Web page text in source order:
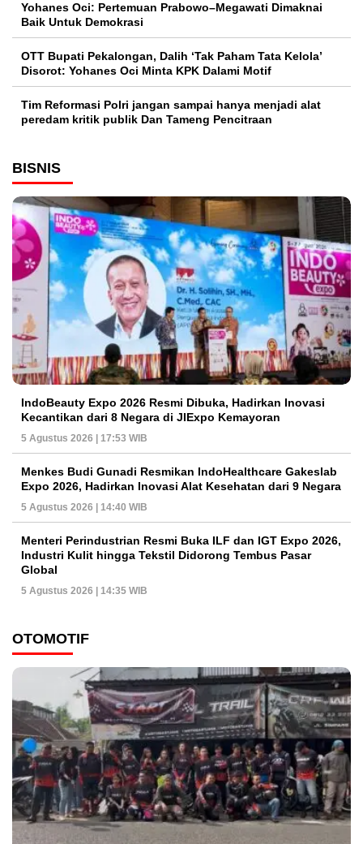
Yohanes Oci: Pertemuan Prabowo–Megawati Dimaknai
Baik Untuk Demokrasi
OTT Bupati Pekalongan, Dalih ‘Tak Paham Tata Kelola’
Disorot: Yohanes Oci Minta KPK Dalami Motif
Tim Reformasi Polri jangan sampai hanya menjadi alat
peredam kritik publik Dan Tameng Pencitraan
BISNIS
IndoBeauty Expo 2026 Resmi Dibuka, Hadirkan Inovasi
Kecantikan dari 8 Negara di JIExpo Kemayoran
5 Agustus 2026 | 17:53 WIB
Menkes Budi Gunadi Resmikan IndoHealthcare Gakeslab
Expo 2026, Hadirkan Inovasi Alat Kesehatan dari 9 Negara
5 Agustus 2026 | 14:40 WIB
Menteri Perindustrian Resmi Buka ILF dan IGT Expo 2026,
Industri Kulit hingga Tekstil Didorong Tembus Pasar
Global
5 Agustus 2026 | 14:35 WIB
OTOMOTIF